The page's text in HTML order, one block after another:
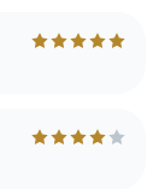
的 chino 同源基
，色泽饱满浓
于腰侧（非正
时不影响腰部舒